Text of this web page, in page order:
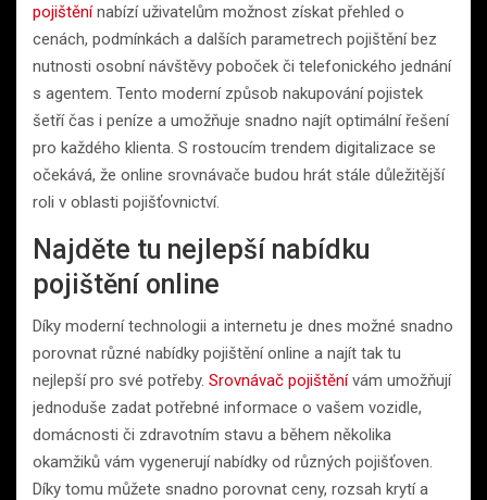
pojištěnínabízí uživatelům možnost získat přehled o
cenách, podmínkách a dalších parametrech pojištění bez
nutnosti osobní návštěvy poboček či telefonického jednání
s agentem. Tento moderní způsob nakupování pojistek
šetří čas i peníze a umožňuje snadno najít optimální řešení
pro každého klienta. S rostoucím trendem digitalizace se
očekává, že online srovnávače budou hrát stále důležitější
roli v oblasti pojišťovnictví.
Najděte tu nejlepší nabídku
pojištění online
Díky moderní technologii a internetu je dnes možné snadno
porovnat různé nabídky pojištění online a najít tak tu
nejlepší pro své potřeby. Srovnávač pojištěnívám umožňují
jednoduše zadat potřebné informace o vašem vozidle,
domácnosti či zdravotním stavu a během několika
okamžiků vám vygenerují nabídky od různých pojišťoven.
Díky tomu můžete snadno porovnat ceny, rozsah krytí a